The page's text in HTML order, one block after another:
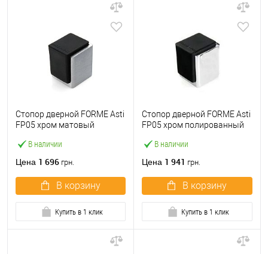
В наличии
Стопор дверной FORME Asti
FP05 хром матовый
Цена 1 696 грн.
В корзину
Купить в 1 клик
В наличии
Стопор дверной FORME Asti
FP05 хром полированный
Цена 1 941 грн.
В корзину
Купить в 1 клик